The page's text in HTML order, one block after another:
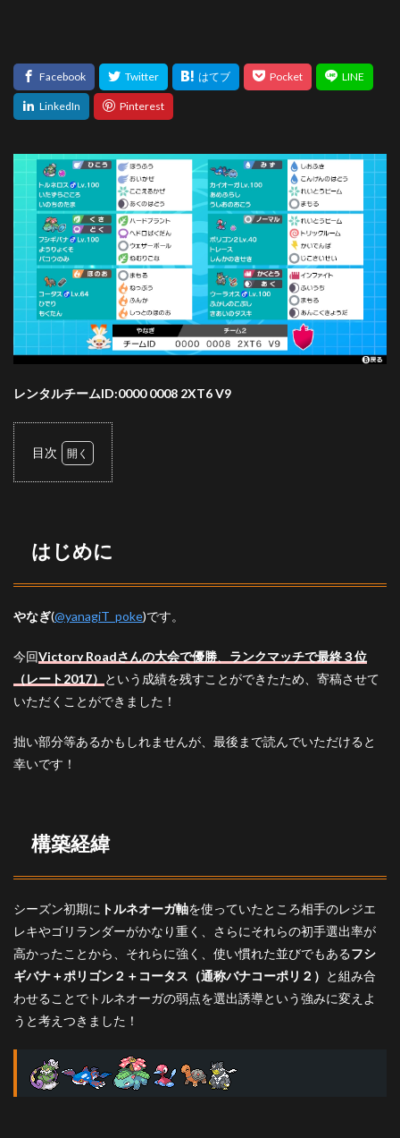
レンタルチームID:0000 0008 2XT6 V9
目次
構築
構成
フシ
ギバ
ナ
ポリ
ゴン
２
タス
オー
ガ
トル
ネロ
ス
3.6
ラオ
ス
はじめに
やなぎ(@yanagiT_poke)です。
今回Victory Roadさんの大会で優勝
ランクマッチで最終３位
（レート2017） という成績を残すことができたため、寄稿させて
いただくことができました！
拙い部分等あるかもしれませんが、最後まで読んでいただけると
幸いです！
構築経緯
シーズン初期に トルネオーガ軸を使っていたところ相手のレジエ
レキやゴリランダーがかなり重く、さらにそれらの初手選出率が
高かったことから、それらに強く、使い慣れた並びでもあるフシ
ギバナ＋ポリゴン２＋コータス（通称バナコーポリ２） と組み合
わせることでトルネオーガの弱点を選出誘導という強みに変えよ
うと考えつきました！